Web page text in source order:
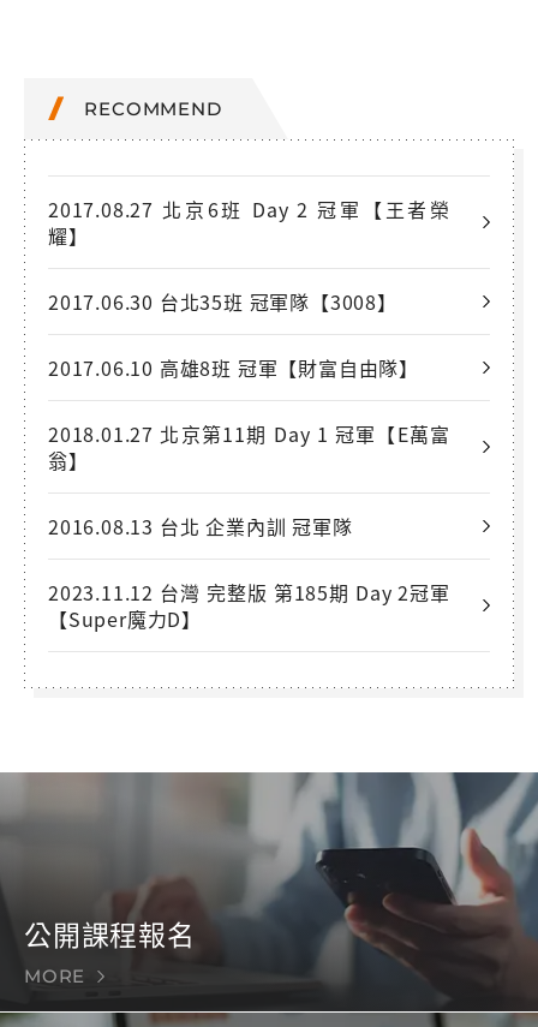
RECOMMEND
2017.08.27 北京6班 Day 2 冠軍【王者榮
耀】
2017.06.30 台北35班 冠軍隊【3008】
2017.06.10 高雄8班 冠軍【財富自由隊】
2018.01.27 北京第11期 Day 1 冠軍【E萬富
翁】
2016.08.13 台北 企業內訓 冠軍隊
2023.11.12 台灣 完整版 第185期 Day 2冠軍
【Super魔力D】
公開課程報名
MORE